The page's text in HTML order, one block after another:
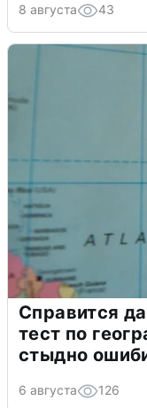
8 августа 43
Справится
тест по
стыдно
6 августа 126